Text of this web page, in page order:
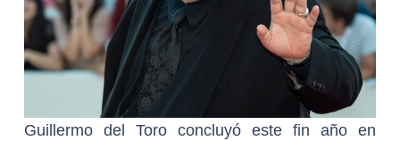
Guillermo del Toro concluyó este fin año en